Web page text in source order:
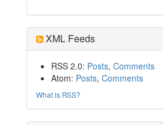
XML Feeds
RSS 2.0: Posts, Comments
Atom: Posts, Comments
What is RSS?